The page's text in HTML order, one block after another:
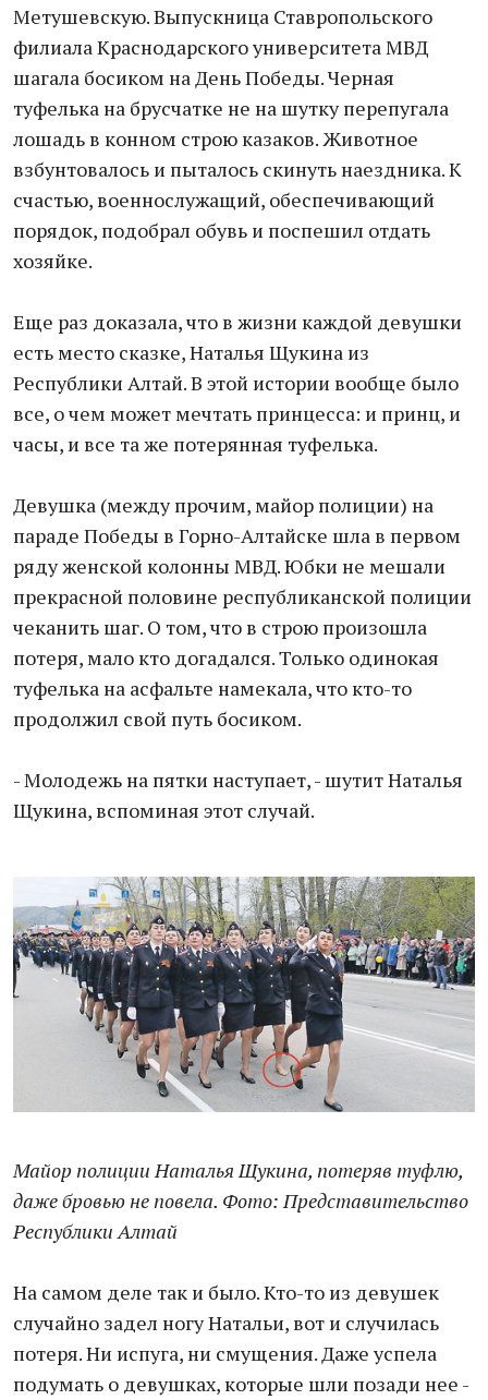
Метушевскую. Выпускница Ставропольского
филиала Краснодарского университета МВД
шагала босиком на День Победы. Черная
туфелька на брусчатке не на шутку перепугала
лошадь в конном строю казаков. Животное
взбунтовалось и пыталось скинуть наездника. К
счастью, военнослужащий, обеспечивающий
порядок, подобрал обувь и поспешил отдать
хозяйке.
Еще раз доказала, что в жизни каждой девушки
есть место сказке, Наталья Щукина из
Республики Алтай. В этой истории вообще было
все, о чем может мечтать принцесса: и принц, и
часы, и все та же потерянная туфелька.
Девушка (между прочим, майор полиции) на
параде Победы в Горно-Алтайске шла в первом
ряду женской колонны МВД. Юбки не мешали
прекрасной половине республиканской полиции
чеканить шаг. О том, что в строю произошла
потеря, мало кто догадался. Только одинокая
туфелька на асфальте намекала, что кто-то
продолжил свой путь босиком.
- Молодежь на пятки наступает, - шутит Наталья
Щукина, вспоминая этот случай.
Майор полиции Наталья Щукина, потеряв туфлю,
даже бровью не повела. Фото: Представительство
Республики Алтай
На самом деле так и было. Кто-то из девушек
случайно задел ногу Натальи, вот и случилась
потеря. Ни испуга, ни смущения. Даже успела
подумать о девушках, которые шли позади нее -